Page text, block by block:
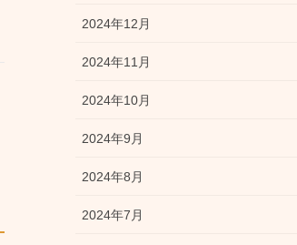
2024年12月
2024年11月
2024年10月
2024年9月
2024年8月
2024年7月